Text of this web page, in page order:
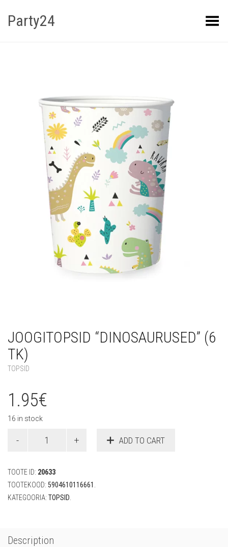
Party24 Kuva menüü
JOOGITOPSID “DINOSAURUSED” (6
TK)
TOPSID
1.95€
16 in stock
"Dinosaurused"
quantity
ADD TO CART
TOOTE ID: 20633
TOOTEKOOD: 5904610116661
KATEGOORIA: TOPSID
Description